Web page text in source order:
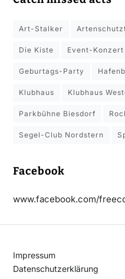
Art-Stalker
Die Kiste Event-Konzert
Geburtags-Party
Klubhaus Klubhaus
Parkbühne Biesdorf
Segel-Club Nordstern
Facebook
www.facebook.com/
Impressum
Datenschutzerklärung